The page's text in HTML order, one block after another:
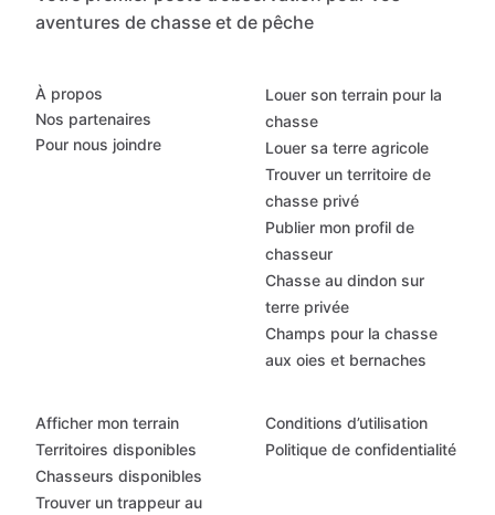
aventures de chasse et de pêche
À propos
Nos partenaires
Pour nous joindre
Louer son terrain pour la
chasse
Louer sa terre agricole
Trouver un territoire de
chasse privé
Publier mon profil de
chasseur
Chasse au dindon sur
terre privée
Champs pour la chasse
aux oies et bernaches
Afficher mon terrain
Territoires disponibles
Chasseurs disponibles
Trouver un trappeur au
Conditions d’utilisation
Politique de confidentialité